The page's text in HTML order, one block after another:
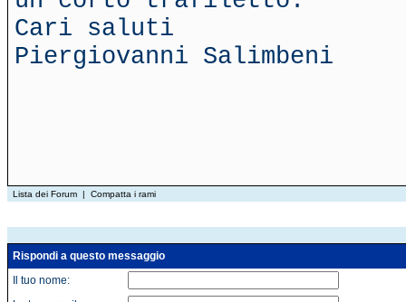
Cari saluti
Piergiovanni Salimbeni
Lista dei Forum | Compatta i rami
Rispondi a questo messaggio
Il tuo nome: